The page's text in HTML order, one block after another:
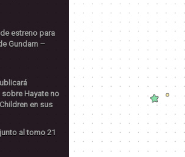
estreno para
Gundam –
Hayate no
en sus
al tomo 21